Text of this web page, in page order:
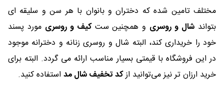
مختلف تامین شده که دختران و بانوان با هر سن و سلیقه ای
بتواند شال و روسری و همچنین ستکیف و روسری مورد پسند
خود را خریداری کند، البته شال و روسری زنانه و دخترانه موجود
در این فروشگاه با قیمتی بسیار مناسب ارائه می گردد. البته برای
خرید ارزان تر نیز می‌توانید ازکد تخفیف شال مد استفاده کنید.